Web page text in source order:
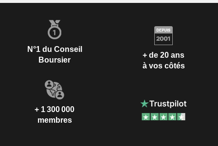
N°1 du Conseil
Boursier
+ de 20 ans
à vos côtés
+ 1 300 000
membres